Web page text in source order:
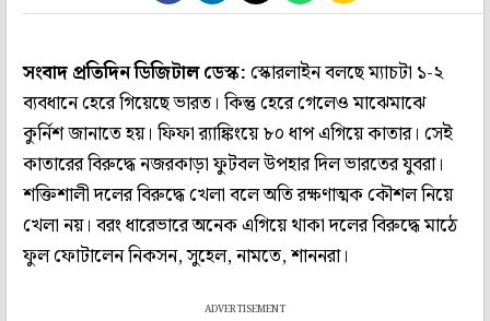
সংবাদ প্রতিদিন ডিজিটাল ডেস্ক:স্কোরলাইন বলছে ম্যাচটা ১-২
ব্যবধানে হেরে গিয়েছে ভারত। কিন্তু হেরে গেলেও মাঝেমাঝে
কুর্নিশ জানাতে হয়। ফিফা র‍্যাঙ্কিংয়ে ৮০ ধাপ এগিয়ে কাতার। সেই
কাতারের বিরুদ্ধে নজরকাড়া ফুটবল উপহার দিল ভারতের যুবরা।
শক্তিশালী দলের বিরুদ্ধে খেলা বলে অতি রক্ষণাত্মক কৌশল নিয়ে
খেলা নয়। বরং ধারেভারে অনেক এগিয়ে থাকা দলের বিরুদ্ধে মাঠে
ফুল ফোটালেন নিকসন, সুহেল, নামতে, শাননরা।
ADVERTISEMENT